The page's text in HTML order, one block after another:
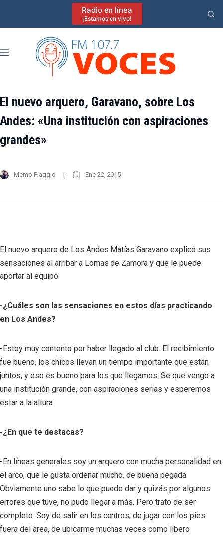
Radio en línea
¡Estamos en vivo!
El nuevo arquero, Garavano, sobre Los
Andes: «Una institución con aspiraciones
grandes»
Memo Piaggio Ene 22, 2015
El nuevo arquero de Los Andes Matías Garavano explicó sus
sensaciones al arribar a Lomas de Zamora y que le puede
aportar al equipo.
-¿Cuáles son las sensaciones en estos días practicando
en Los Andes?
-Estoy muy contento por haber llegado al club. El recibimiento
fue bueno, los chicos llevan un tiempo importante que están
juntos, y eso es bueno para los que llegamos. Se que vengo a
una institución grande, con aspiraciones serias y esperemos
estar a la altura
-¿En que te destacas?
-En líneas generales soy un arquero con mucha personalidad en
el arco, que le gusta ordenar mucho, de buena pegada.
Obviamente uno sabe lo que puede dar y quizás por algunos
errores que tuve, no pudo llegar a más. Pero trato de ser
completo. Soy de salir en los centros, de jugar con los pies
fuera del área, de ubicarme muchas veces como líbero